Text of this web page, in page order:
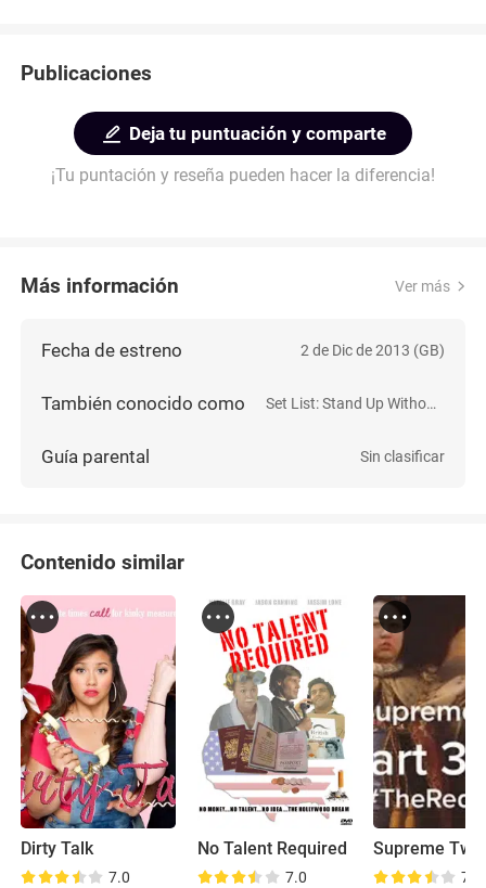
Publicaciones
Deja tu puntuación y comparte
¡Tu puntación y reseña pueden hacer la diferencia!
Más información Ver más
Fecha de estreno 2 de Dic de 2013 (GB)
También conocido como Set List: Stand Up Without a Net
Guía parental Sin clasificar
Contenido similar
Dirty Talk
7.0
No Talent Required
7.0
Supreme
7.9